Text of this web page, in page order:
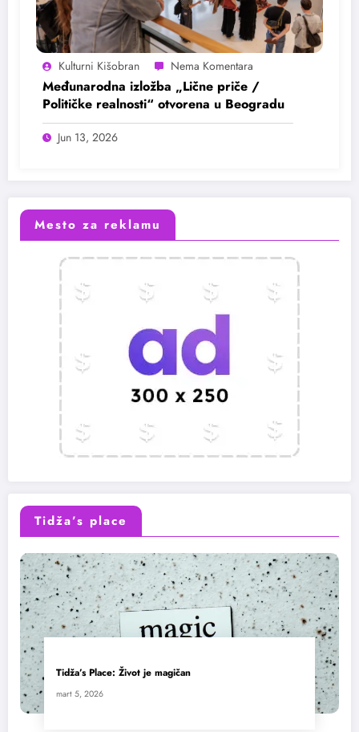
Kulturni Kišobran
Međunarodna izložba „Lične priče /
Političke realnosti“ otvorena u Beogradu
Jun 13, 2026
Mesto za reklamu
Tidža’s place
Tidža’s Place: Život je magičan
mart 5, 2026